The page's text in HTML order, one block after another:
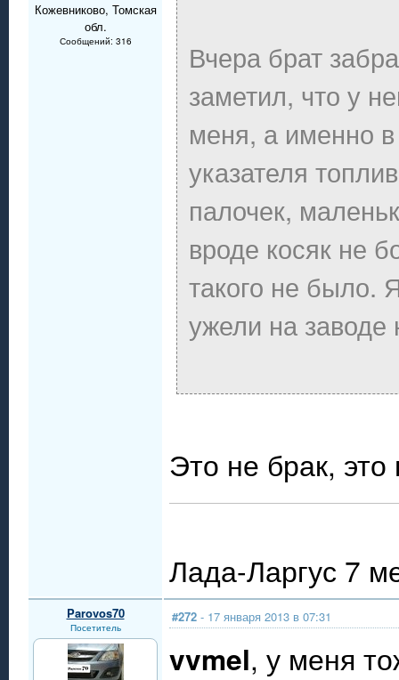
Кожевниково, Томская
обл.
Сообщений: 316
Вчера брат
заметил, что у
меня, а именно
указателя
палочек,
вроде косяк не
такого не было.
ужели на заводе
Это не брак,
Лада-Ларгус 7
Parovos70
Посетитель
#272 - 17 января 2013 в 07:31
vvmel, у меня